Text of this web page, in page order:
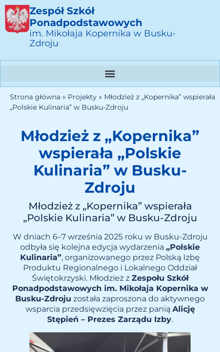
Zespół Szkół
Ponadpodstawowych
im. Mikołaja Kopernika w Busku-
Zdroju
Strona główna » Projekty » Młodzież z „Kopernika” wspierała
„Polskie Kulinaria” w Busku-Zdroju
Młodzież z „Kopernika”
wspierała „Polskie
Kulinaria” w Busku-
Zdroju
Młodzież z „Kopernika” wspierała
„Polskie Kulinaria” w Busku-Zdroju
W dniach 6–7 września 2025 roku w Busku-Zdroju
odbyła się kolejna edycja wydarzenia „Polskie
Kulinaria”, organizowanego przez Polską Izbę
Produktu Regionalnego i Lokalnego Oddział
Świętokrzyski. Młodzież z Zespołu Szkół
Ponadpodstawowych im. Mikołaja Kopernika w
Busku-Zdroju została zaproszona do aktywnego
wsparcia przedsięwzięcia przez panią Alicję
Stępień – Prezes Zarządu Izby.